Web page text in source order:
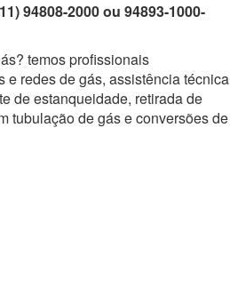
94808-2000 ou 94893-1000-
temos profissionais
e redes de gás, assistência técnica
de estanqueidade, retirada de
tubulação de gás e conversões de